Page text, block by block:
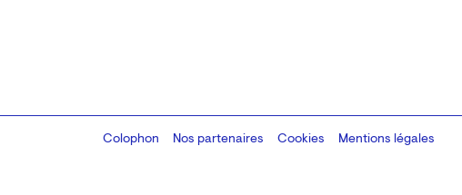
Colophon
Design:Marcel Kaczmarek, code:8080.studio
Nos partenaires Cookies Mentions légales